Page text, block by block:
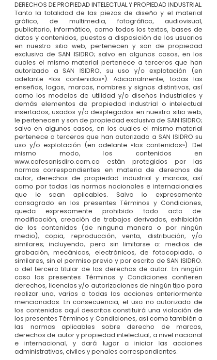
DERECHOS DE PROPIEDAD INTELECTUAL Y PROPIEDAD INDUSTRIAL.
Tanto la totalidad de las piezas de diseño y el material
gráfico, de multimedia, fotográfico, audiovisual,
publicitario, informático, como todos los textos, bases de
datos y contenidos, puestos a disposición de los usuarios
en nuestro sitio web, pertenecen y son de propiedad
exclusiva de SAN ISIDRO; salvo en algunos casos, en los
cuales el mismo material pertenece a terceros que han
autorizado a SAN ISIDRO, su uso y/o explotación (en
adelante «los contenidos»). Adicionalmente, todas las
enseñas, logos, marcas, nombres y signos distintivos, así
como los modelos de utilidad y/o diseños industriales y
demás elementos de propiedad industrial o intelectual
insertados, usados y/o desplegados en nuestro sitio web,
le pertenecen y son de propiedad exclusiva de SAN ISIDRO;
salvo en algunos casos, en los cuales el mismo material
pertenece a terceros que han autorizado a SAN ISIDRO su
uso y/o explotación (en adelante «los contenidos»). Del
mismo modo, los contenidos en
www.cafesanisdiro.com.co están protegidos por las
normas correspondientes en materia de derechos de
autor, derechos de propiedad industrial y marcas, así
como por todas las normas nacionales e internacionales
que le sean aplicables. Salvo lo expresamente
consagrado en los presentes Términos y Condiciones,
queda expresamente prohibido todo acto de:
modificación, creación de trabajos derivados, exhibición
de los contenidos (de ninguna manera o por ningún
medio), copia, reproducción, venta, distribución, y/o
similares; incluyendo, pero sin limitarse a: medios de
grabación, mecánicos, electrónicos, de fotocopiado, o
similares, sin el permiso previo y por escrito de SAN ISIDRO.
o del tercero titular de los derechos de autor. En ningún
caso los presentes Términos y Condiciones confieren
derechos, licencias y/o autorizaciones de ningún tipo para
realizar una, varias o todas las acciones anteriormente
mencionadas. En consecuencia, el uso no autorizado de
los contenidos aquí descritos constituirá una violación de
los presentes Términos y Condiciones, así como también a
las normas aplicables sobre derecho de marcas,
derechos de autor y propiedad intelectual, a nivel nacional
e internacional, y dará lugar a iniciar las acciones
administrativas, civiles y penales correspondientes.